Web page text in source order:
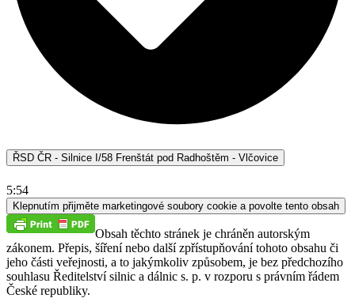
ŘSD ČR - Silnice I/58 Frenštát pod Radhoštěm - Vlčovice
5:54
Klepnutím přijměte marketingové soubory cookie a povolte tento obsah
Obsah těchto stránek je chráněn autorským
zákonem. Přepis, šíření nebo další zpřístupňování tohoto obsahu či
jeho části veřejnosti, a to jakýmkoliv způsobem, je bez předchozího
souhlasu Ředitelství silnic a dálnic s. p. v rozporu s právním řádem
České republiky.